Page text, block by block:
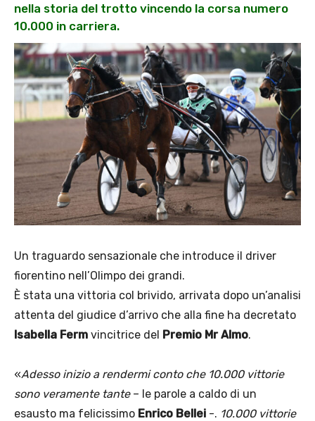
nella storia del trotto vincendo la corsa numero
10.000 in carriera.
Un traguardo sensazionale che introduce il driver
fiorentino nell’Olimpo dei grandi.
È stata una vittoria col brivido, arrivata dopo un’analisi
attenta del giudice d’arrivo che alla fine ha decretato
Isabella Ferm vincitrice del Premio Mr Almo.
«Adesso inizio a rendermi conto che 10.000 vittorie
sono veramente tante– le parole a caldo di un
esausto ma felicissimo Enrico Bellei -. 10.000 vittorie